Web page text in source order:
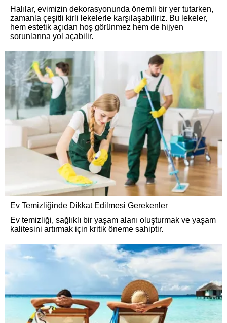
Halılar, evimizin dekorasyonunda önemli bir yer tutarken,
zamanla çeşitli kirli lekelerle karşılaşabiliriz. Bu lekeler,
hem estetik açıdan hoş görünmez hem de hijyen
sorunlarına yol açabilir.
Ev Temizliğinde Dikkat Edilmesi Gerekenler
Ev temizliği, sağlıklı bir yaşam alanı oluşturmak ve yaşam
kalitesini artırmak için kritik öneme sahiptir.